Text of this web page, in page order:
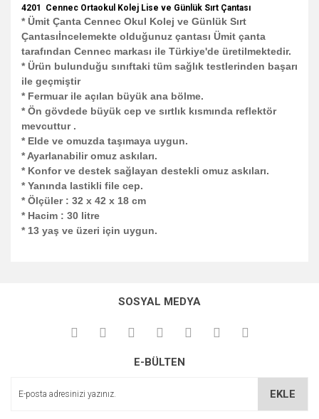
4201 Cennec Ortaokul Kolej Lise ve Günlük Sırt Çantası
* Ümit Çanta Cennec Okul Kolej ve Günlük Sırt
Çantasıİncelemekte olduğunuz çantası Ümit çanta
tarafından Cennec markası ile Türkiye'de üretilmektedir.
* Ürün bulunduğu sınıftaki tüm sağlık testlerinden başarı
ile geçmiştir
* Fermuar ile açılan büyük ana bölme.
* Ön gövdede büyük cep ve sırtlık kısmında reflektör
mevcuttur .
* Elde ve omuzda taşımaya uygun.
* Ayarlanabilir omuz askıları.
* Konfor ve destek sağlayan destekli omuz askıları.
* Yanında lastikli file cep.
* Ölçüler : 32 x 42 x 18 cm
* Hacim : 30 litre
* 13 yaş ve üzeri için uygun.
kullanarak tarafımıza iletebilirsiniz.
Görüş ve önerileriniz için teşekkür ederiz.
Ürün açıklamasında eksik bilgiler bulunuyor.
SOSYAL MEDYA
E-BÜLTEN
EKLE